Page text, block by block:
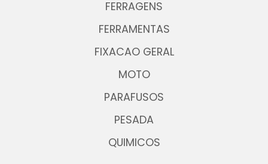
FERRAGENS
FERRAMENTAS
FIXACAO GERAL
MOTO
PARAFUSOS
PESADA
QUIMICOS